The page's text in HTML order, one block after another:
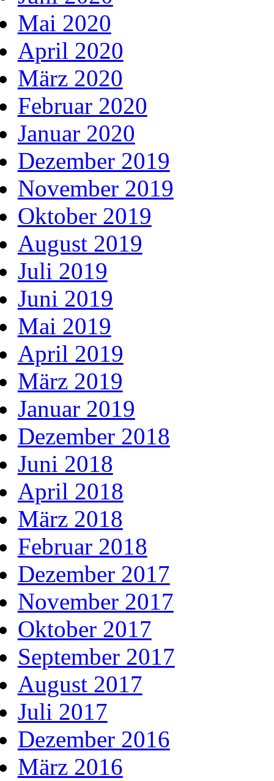
Mai 2020
April 2020
März 2020
Februar 2020
Januar 2020
Dezember 2019
November 2019
Oktober 2019
August 2019
Juli 2019
Juni 2019
Mai 2019
April 2019
März 2019
Januar 2019
Dezember 2018
Juni 2018
April 2018
März 2018
Februar 2018
Dezember 2017
November 2017
Oktober 2017
September 2017
August 2017
Juli 2017
Dezember 2016
März 2016